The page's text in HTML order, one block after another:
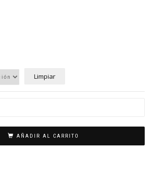
Limpiar
AÑADIR AL CARRITO